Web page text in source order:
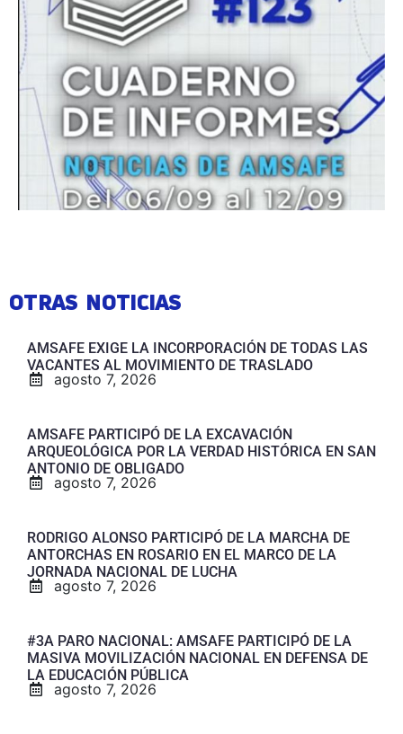
OTRAS NOTICIAS
AMSAFE EXIGE LA INCORPORACIÓN DE TODAS LAS
VACANTES AL MOVIMIENTO DE TRASLADO
agosto 7, 2026
AMSAFE PARTICIPÓ DE LA EXCAVACIÓN
ARQUEOLÓGICA POR LA VERDAD HISTÓRICA EN SAN
ANTONIO DE OBLIGADO
agosto 7, 2026
RODRIGO ALONSO PARTICIPÓ DE LA MARCHA DE
ANTORCHAS EN ROSARIO EN EL MARCO DE LA
JORNADA NACIONAL DE LUCHA
agosto 7, 2026
#3A PARO NACIONAL: AMSAFE PARTICIPÓ DE LA
MASIVA MOVILIZACIÓN NACIONAL EN DEFENSA DE
LA EDUCACIÓN PÚBLICA
agosto 7, 2026